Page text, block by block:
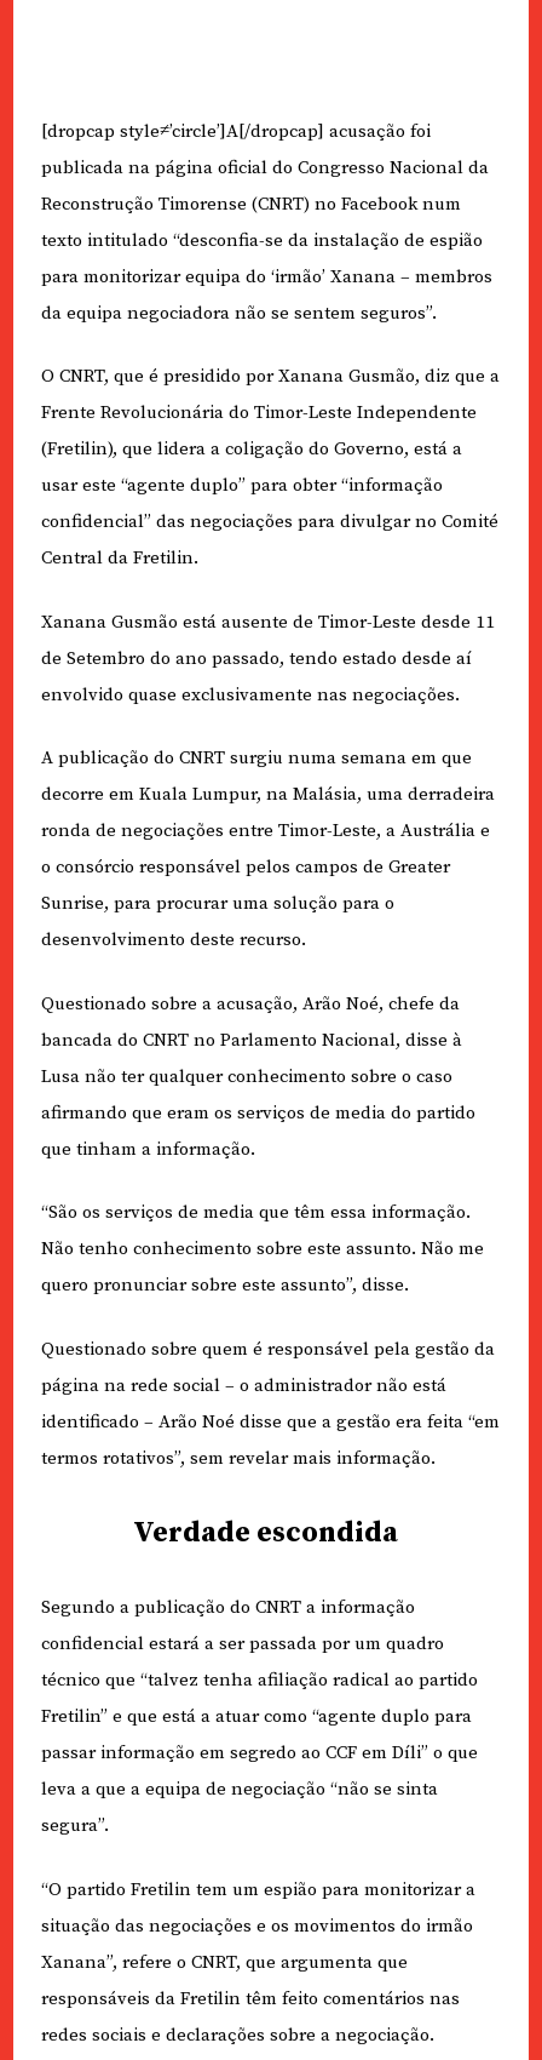
[dropcap style≠’circle’]A[/dropcap] acusação foi
publicada na página oficial do Congresso Nacional da
Reconstrução Timorense (CNRT) no Facebook num
texto intitulado “desconfia-se da instalação de espião
para monitorizar equipa do ‘irmão’ Xanana – membros
da equipa negociadora não se sentem seguros”.
O CNRT, que é presidido por Xanana Gusmão, diz que a
Frente Revolucionária do Timor-Leste Independente
(Fretilin), que lidera a coligação do Governo, está a
usar este “agente duplo” para obter “informação
confidencial” das negociações para divulgar no Comité
Central da Fretilin.
Xanana Gusmão está ausente de Timor-Leste desde 11
de Setembro do ano passado, tendo estado desde aí
envolvido quase exclusivamente nas negociações.
A publicação do CNRT surgiu numa semana em que
decorre em Kuala Lumpur, na Malásia, uma derradeira
ronda de negociações entre Timor-Leste, a Austrália e
o consórcio responsável pelos campos de Greater
Sunrise, para procurar uma solução para o
desenvolvimento deste recurso.
Questionado sobre a acusação, Arão Noé, chefe da
bancada do CNRT no Parlamento Nacional, disse à
Lusa não ter qualquer conhecimento sobre o caso
afirmando que eram os serviços de media do partido
que tinham a informação.
“São os serviços de media que têm essa informação.
Não tenho conhecimento sobre este assunto. Não me
quero pronunciar sobre este assunto”, disse.
Questionado sobre quem é responsável pela gestão da
página na rede social – o administrador não está
identificado – Arão Noé disse que a gestão era feita “em
termos rotativos”, sem revelar mais informação.
Verdade escondida
Segundo a publicação do CNRT a informação
confidencial estará a ser passada por um quadro
técnico que “talvez tenha afiliação radical ao partido
Fretilin” e que está a atuar como “agente duplo para
passar informação em segredo ao CCF em Díli” o que
leva a que a equipa de negociação “não se sinta
segura”.
“O partido Fretilin tem um espião para monitorizar a
situação das negociações e os movimentos do irmão
Xanana”, refere o CNRT, que argumenta que
responsáveis da Fretilin têm feito comentários nas
redes sociais e declarações sobre a negociação.